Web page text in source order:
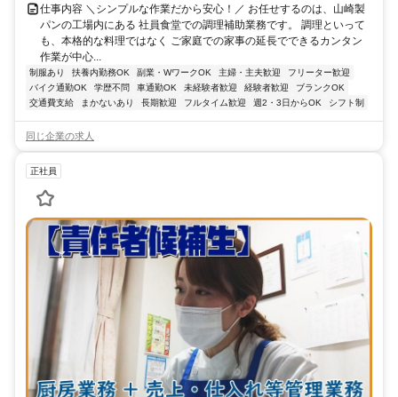
仕事内容 ＼シンプルな作業だから安心！／ お任せするのは、山崎製
パンの工場内にある 社員食堂での調理補助業務です。 調理といって
も、本格的な料理ではなく ご家庭での家事の延長でできるカンタン
作業が中心...
制服あり 扶養内勤務OK 副業・WワークOK 主婦・主夫歓迎
フリーター歓迎
バイク通勤OK
学歴不問 車通勤OK 未経験者歓迎 経験者歓迎
ブランクOK
交通費支給
まかないあり 長期歓迎 フルタイム歓迎 週2・3日からOK シフト制
同じ企業の求人
正社員